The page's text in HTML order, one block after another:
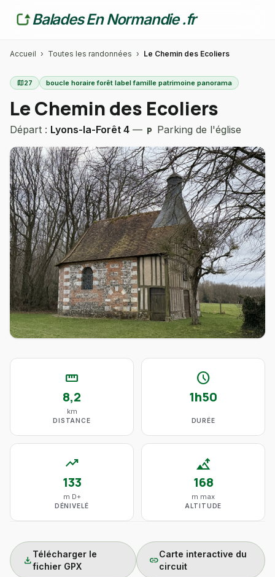
Balades En Normandie .fr
Accueil › Toutes les randonnées › Le Chemin des Ecoliers
map27 boucle horaire forêt label famille patrimoine panorama
Le Chemin des Ecoliers
Départ : Lyons-la-Forêt 4 — local_parking Parking de l'église
straighten
8,2
km
DISTANCE
schedule
1h50
DURÉE
trending_up
133
m D+
DÉNIVELÉ
altitude
168
m max
ALTITUDE
download
Télécharger le
fichier GPX
link
Carte interactive du
circuit